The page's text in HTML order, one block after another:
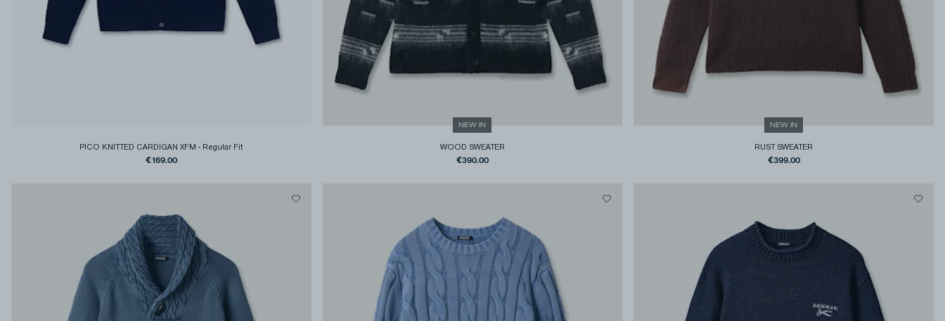
PICO KNITTED CARDIGAN XFM - Regular Fit
€169.00
NEW IN
WOOD SWEATER
€390.00
NEW IN
RUST SWEATER
€399.00